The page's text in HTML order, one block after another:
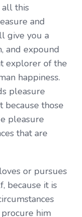
all this
and
give you a
and expound
explorer of the
happiness.
pleasure
because those
pleasure
that are
or pursues
because it is
him